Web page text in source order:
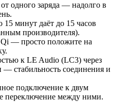
одного заряда — надолго в
15 минут даёт до 15 часов
производителя).
Qi — просто положите на
к LE Audio (LC3) через
стабильность соединения и
подключение к двум
переключение между ними.